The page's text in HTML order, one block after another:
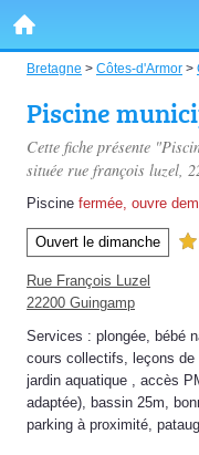
Bretagne > Côtes-d'Armor >
Piscine
Cette fiche présente
située rue françois luzel,
Piscine fermée, ouvre
Ouvert le dimanche
Rue François Luzel
22200 Guingamp
Services : plongée, bébé
cours collectifs, leçons
jardin aquatique , accès
adaptée), bassin 25m,
parking à proximité,